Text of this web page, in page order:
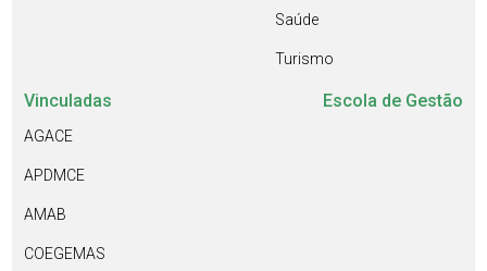
Saúde
Turismo
Vinculadas
AGACE
APDMCE
AMAB
COEGEMAS
Escola de Gestão